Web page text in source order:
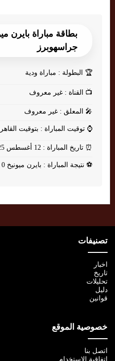
جراسهوبرز
🏆 البطولة : مباراة ودية
📺 القناة : غير معروف
🎤 المعلق : غير معروف
⌚ توقيت المباراة : بتوقيت
⏰ تاريخ المباراة : 12 أغسطس 2025
⚽ نتيجة المباراة : بايرن ميونيخ 0 - 0 جراسهوبرز
تصنيفات
اخبار
تاريخ
تحليلات
دليل
قوانين
خصوصية الموقع
اتصل بنا
اتفاقية الإستخدام